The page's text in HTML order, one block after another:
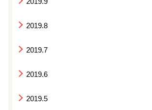
2019.8
2019.7
2019.6
2019.5